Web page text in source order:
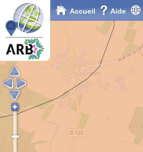
Accueil Aide